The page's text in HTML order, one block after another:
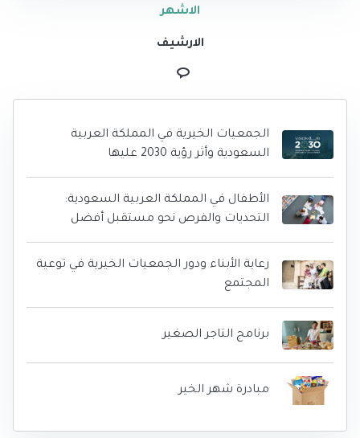
الاشهر
الارشيف
الجمعيات الخيرية في المملكة العربية
السعودية وأثر رؤية 2030 عليها
الأطفال في المملكة العربية السعودية:
التحديات والفرص نحو مستقبل أفضل
رعاية الأبناء ودور الجمعيات الخيرية في توعية
المجتمع
برنامج التاجر الصغير
مبادرة شهر الخير